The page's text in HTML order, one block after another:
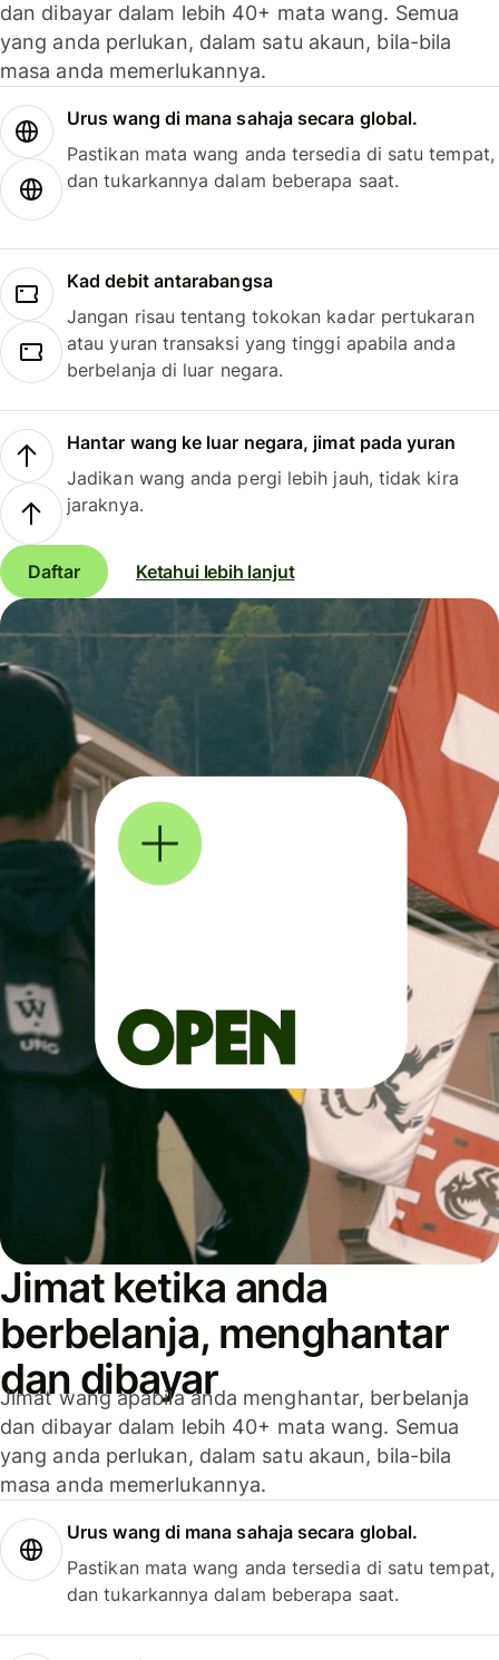
dan dibayar dalam lebih 40+ mata wang. Semua
yang anda perlukan, dalam satu akaun, bila-bila
masa anda memerlukannya.
Urus wang di mana sahaja secara global.
Pastikan mata wang anda tersedia di satu tempat,
dan tukarkannya dalam beberapa saat.
Kad debit antarabangsa
Jangan risau tentang tokokan kadar pertukaran
atau yuran transaksi yang tinggi apabila anda
berbelanja di luar negara.
Hantar wang ke luar negara, jimat pada yuran
Jadikan wang anda pergi lebih jauh, tidak kira
jaraknya.
Daftar Ketahui lebih lanjut
Jimat ketika anda
berbelanja, menghantar
dan dibayar
Jimat wang apabila anda menghantar, berbelanja
dan dibayar dalam lebih 40+ mata wang. Semua
yang anda perlukan, dalam satu akaun, bila-bila
masa anda memerlukannya.
Urus wang di mana sahaja secara global.
Pastikan mata wang anda tersedia di satu tempat,
dan tukarkannya dalam beberapa saat.